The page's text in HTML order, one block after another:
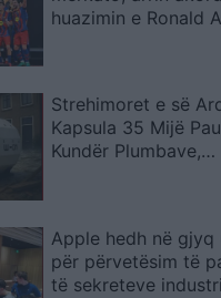
huazimin e Ronald
Strehimoret e së
Kapsula 35 Mijë
Kundër Plumbave,
Apple hedh në gjyq
për përvetësim të
të sekreteve